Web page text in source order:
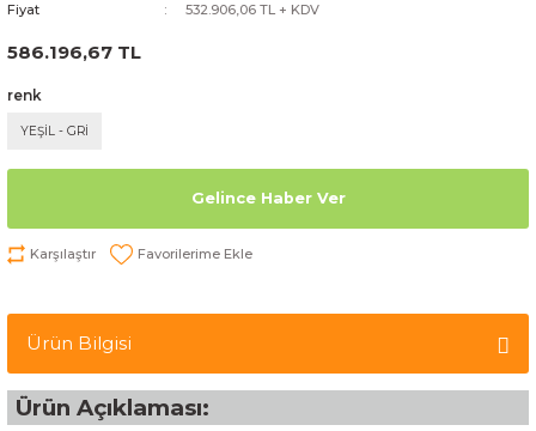
Fiyat
532.906,06 TL + KDV
586.196,67 TL
renk
YEŞİL - GRİ
Gelince Haber Ver
Karşılaştır
Ürün Bilgisi
Ürün Açıklaması: